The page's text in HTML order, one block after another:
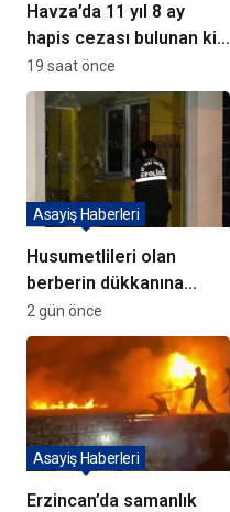
Havza’da 11 yıl 8 ay
hapis cezası bulunan kişi
yakalandı
19 saat önce
Husumetlileri olan
berberin dükkanına
kurşun yağdırıp kaçtılar
Asayiş Haberleri
2 gün önce
Erzincan’da samanlık
Asayiş Haberleri